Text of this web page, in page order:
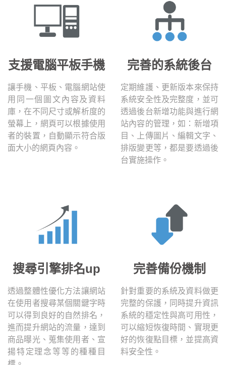
支援電腦平板手機
讓手機、平板、電腦網站使
用同一個圖文內容及資料
庫，在不同尺寸或解析度的
螢幕上，網頁可以根據使用
者的裝置，自動顯示符合版
面大小的網頁內容。
完善的系統後台
定期維護、更新版本來保持
系統安全性及完整度，並可
透過後台新增功能與進行網
站內容的管理，如：新增項
目、上傳圖片、編輯文字、
排版變更等，都是要透過後
台實施操作。
搜尋引擎排名up
透過整體性優化方法讓網站
在使用者搜尋某個關鍵字時
可以得到良好的自然排名，
進而提升網站的流量，達到
商品曝光、蒐集使用者、宣
揚特定理念等等的種種目
完善備份機制
針對重要的系統及資料做更
完整的保護，同時提升資訊
系統的穩定性與高可用性，
可以縮短恢復時間、實現更
好的恢復點目標，並提高資
料安全性。